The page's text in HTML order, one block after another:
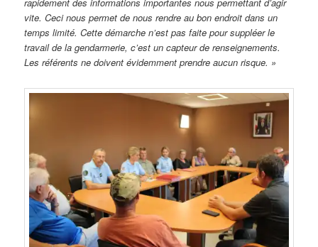
vite. Ceci nous permet de nous rendre au bon endroit dans un
temps limité. Cette démarche n’est pas faite pour suppléer le
travail de la gendarmerie, c’est un capteur de renseignements.
Les référents ne doivent évidemment prendre aucun risque. »